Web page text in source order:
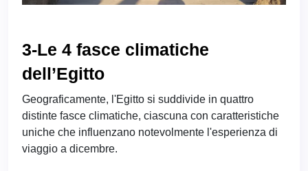
3-Le 4 fasce climatiche
dell’Egitto
Geograficamente, l'Egitto si suddivide in quattro
distinte fasce climatiche, ciascuna con caratteristiche
uniche che influenzano notevolmente l'esperienza di
viaggio a dicembre.